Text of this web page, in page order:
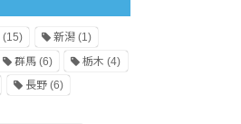
(15) 新潟(1)
群馬(6) 栃木 (4)
長野(6)